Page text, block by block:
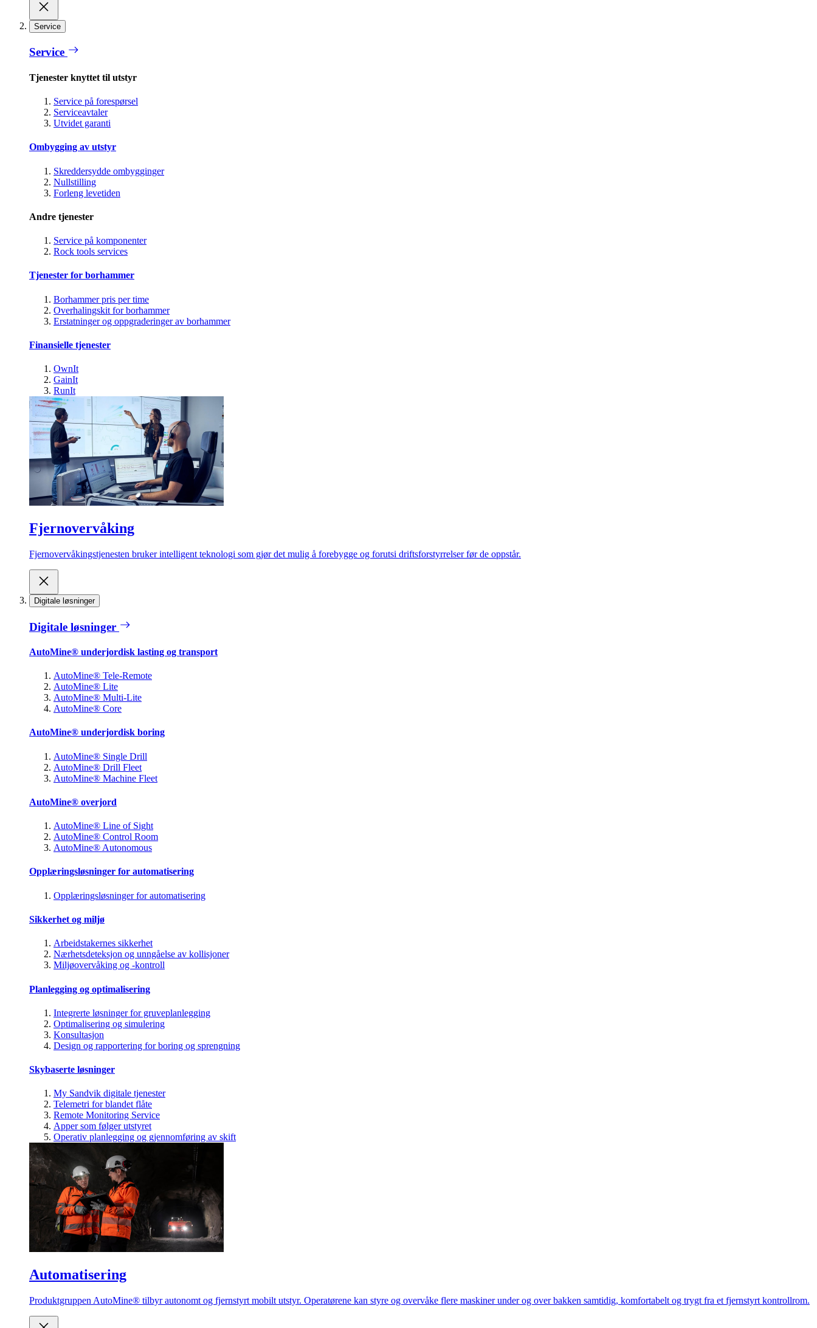
Service
Service
Tjenester knyttet til utstyr
Service på forespørsel
Serviceavtaler
Utvidet garanti
Ombygging av utstyr
Skreddersydde ombygginger
Nullstilling
Forleng levetiden
Andre tjenester
Service på komponenter
Rock tools services
Tjenester for borhammer
Borhammer pris per time
Overhalingskit for borhammer
Erstatninger og oppgraderinger av borhammer
Finansielle tjenester
OwnIt
GainIt
RunIt
Fjernovervåking
Fjernovervåkingstjenesten bruker intelligent teknologi som gjør det mulig å forebygge og forutsi driftsforstyrrelser før de oppstår.
Digitale løsninger
Digitale løsninger
AutoMine® underjordisk lasting og transport
AutoMine® Tele-Remote
AutoMine® Lite
AutoMine® Multi-Lite
AutoMine® Core
AutoMine® underjordisk boring
AutoMine® Single Drill
AutoMine® Drill Fleet
AutoMine® Machine Fleet
AutoMine® overjord
AutoMine® Line of Sight
AutoMine® Control Room
AutoMine® Autonomous
Opplæringsløsninger for automatisering
Opplæringsløsninger for automatisering
Sikkerhet og miljø
Arbeidstakernes sikkerhet
Nærhetsdeteksjon og unngåelse av kollisjoner
Miljøovervåking og -kontroll
Planlegging og optimalisering
Integrerte løsninger for gruveplanlegging
Optimalisering og simulering
Konsultasjon
Design og rapportering for boring og sprengning
Skybaserte løsninger
My Sandvik digitale tjenester
Telemetri for blandet flåte
Remote Monitoring Service
Apper som følger utstyret
Operativ planlegging og gjennomføring av skift
Automatisering
Produktgruppen AutoMine® tilbyr autonomt og fjernstyrt mobilt utstyr. Operatørene kan styre og overvåke flere maskiner under og over bakken samtidig, komfortabelt og trygt fra et fjernstyrt kontrollrom.